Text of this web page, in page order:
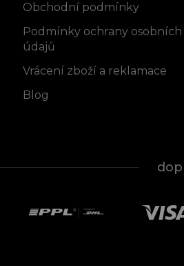
Obchodní podmínky
Podmínky ochrany osobních
údajů
Vrácení zboží a reklamace
Blog